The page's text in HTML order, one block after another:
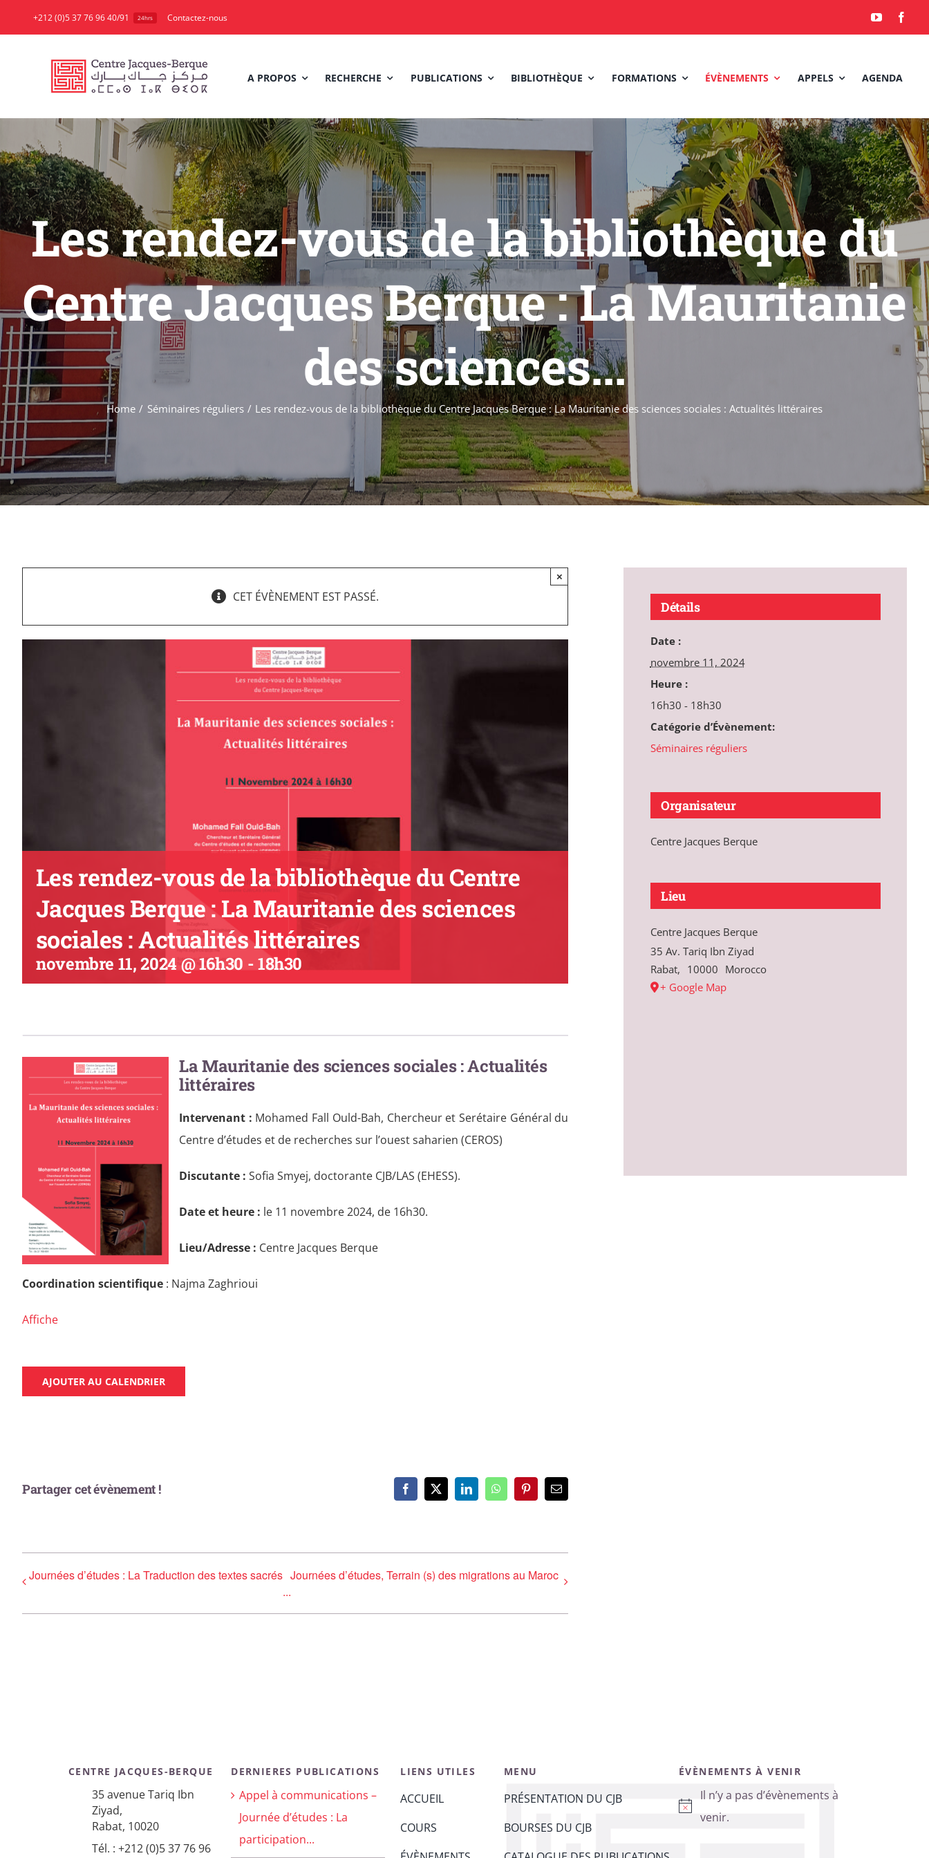
to
+212 (0)5 37 76 96 40/91 24hrs Contactez-nous
A PROPOS RECHERCHE PUBLICATIONS BIBLIOTHÈQUE FORMATIONS ÉVÈNEMENTS APPELS AGENDA
Les rendez-vous de la bibliothèque du
Centre Jacques Berque : La Mauritanie
des sciences...
Home Séminaires réguliers Les rendez-vous de la bibliothèque du Centre Jacques Berque : La Mauritanie des sciences sociales : Actualités littéraires
CET ÉVÈNEMENT EST PASSÉ.
×
Les rendez-vous de la bibliothèque du Centre
Jacques Berque : La Mauritanie des sciences
sociales : Actualités littéraires
novembre 11, 2024 @ 16h30 -18h30
La Mauritanie des sciences sociales : Actualités
littéraires
Intervenant : Mohamed Fall Ould-Bah, Chercheur et Serétaire Général du
Centre d’études et de recherches sur l’ouest saharien (CEROS)
Discutante : Sofia Smyej, doctorante CJB/LAS (EHESS).
Date et heure : le 11 novembre 2024, de 16h30.
Lieu/Adresse : Centre Jacques Berque
Coordination scientifique : Najma Zaghrioui
Affiche
AJOUTER AU CALENDRIER
Partager cet évènement ! Facebook
X LinkedInWhatsAppPinterestEmail
Journées d’études : La Traduction des textes sacrés Journées d’études, Terrain (s) des migrations au Maroc
...
Détails
Date :
novembre 11, 2024
Heure :
16h30 - 18h30
Catégorie d’Évènement:
Séminaires réguliers
Organisateur
Centre Jacques Berque
Lieu
Centre Jacques Berque
35 Av. Tariq Ibn Ziyad
Rabat, 10000 Morocco
+ Google Map
CENTRE JACQUES-BERQUE
35 avenue Tariq Ibn
Ziyad,
Rabat, 10020
Tél. : +212 (0)5 37 76 96
DERNIERES PUBLICATIONS
Appel à communications –
Journée d’études : La
participation...
LIENS UTILES
ACCUEIL
COURS
MENU
PRÉSENTATION DU CJB
BOURSES DU CJB
ÉVÈNEMENTS À VENIR
Notice
Il n’y a pas d’évènements à
venir.